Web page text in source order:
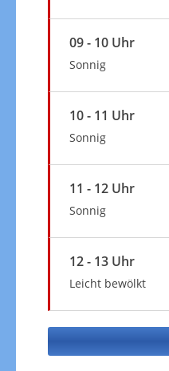
09 - 10 Uhr
Sonnig
10 - 11 Uhr
Sonnig
11 - 12 Uhr
Sonnig
12 - 13 Uhr
Leicht bewölkt